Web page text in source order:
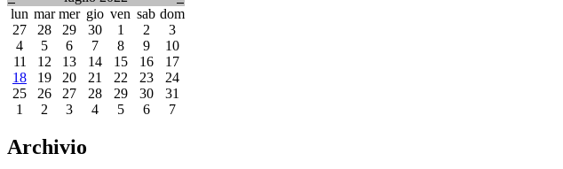
lun mar mer gio ven sab dom
27
28 29 30 1 2
3
4
5 6 7 8 9
10
11
12 13 14 15 16
17
18
19 20 21 22 23
24
25
26 27 28 29 30
31
1
2 3 4 5 6 7
Archivio